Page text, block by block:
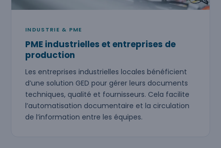
INDUSTRIE & PME
PME industrielles et entreprises de
production
Les entreprises industrielles locales bénéficient
d’une solution GED pour gérer leurs documents
techniques, qualité et fournisseurs. Cela facilite
l’automatisation documentaire et la circulation
de l’information entre les équipes.